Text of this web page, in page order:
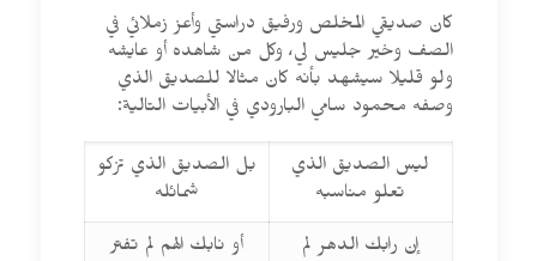
كان صديقي المخلص ورفيق دراستي وأعز زملائي في
الصف وخير جليس لي، وكل من شاهده أو عايشه
ولو قليلا سيشهد بأنه كان مثالا للصديق الذي
وصفه محمود سامي البارودي في الأبيات التالية:
ليس الصديق الذي
تعلو مناسبه
بل الصديق الذي تزكو
شمائله
إن رابك الدهر لم
أو نابك الهم لم تفتر